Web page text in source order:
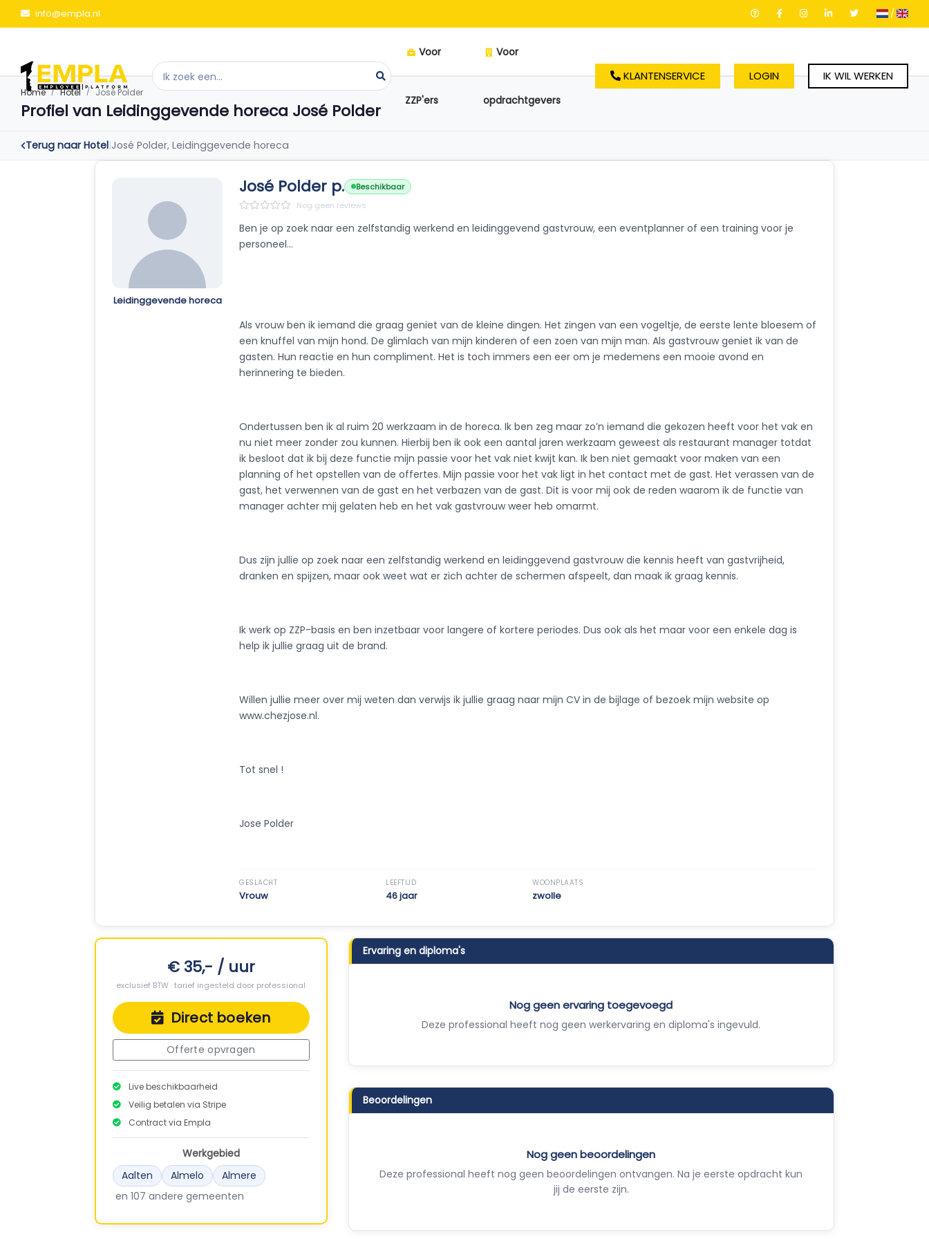
info@empla.nl /
Voor
ZZP'ers
Voor
opdrachtgevers
KLANTENSERVICE LOGIN IK WIL WERKEN
Home Hotel José Polder
Profiel van Leidinggevende horeca José Polder
Terug naar Hotel|José Polder, Leidinggevende horeca
Leidinggevende horeca
José Polder p.
Beschikbaar
Nog geen reviews
Ben je op zoek naar een zelfstandig werkend en leidinggevend gastvrouw, een eventplanner of een training voor je
personeel…
Als vrouw ben ik iemand die graag geniet van de kleine dingen. Het zingen van een vogeltje, de eerste lente bloesem of
een knuffel van mijn hond. De glimlach van mijn kinderen of een zoen van mijn man. Als gastvrouw geniet ik van de
gasten. Hun reactie en hun compliment. Het is toch immers een eer om je medemens een mooie avond en
herinnering te bieden.
Ondertussen ben ik al ruim 20 werkzaam in de horeca. Ik ben zeg maar zo’n iemand die gekozen heeft voor het vak en
nu niet meer zonder zou kunnen. Hierbij ben ik ook een aantal jaren werkzaam geweest als restaurant manager totdat
ik besloot dat ik bij deze functie mijn passie voor het vak niet kwijt kan. Ik ben niet gemaakt voor maken van een
planning of het opstellen van de offertes. Mijn passie voor het vak ligt in het contact met de gast. Het verassen van de
gast, het verwennen van de gast en het verbazen van de gast. Dit is voor mij ook de reden waarom ik de functie van
manager achter mij gelaten heb en het vak gastvrouw weer heb omarmt.
Dus zijn jullie op zoek naar een zelfstandig werkend en leidinggevend gastvrouw die kennis heeft van gastvrijheid,
dranken en spijzen, maar ook weet wat er zich achter de schermen afspeelt, dan maak ik graag kennis.
Ik werk op ZZP-basis en ben inzetbaar voor langere of kortere periodes. Dus ook als het maar voor een enkele dag is
help ik jullie graag uit de brand.
Willen jullie meer over mij weten dan verwijs ik jullie graag naar mijn CV in de bijlage of bezoek mijn website op
www.chezjose.nl.
Tot snel !
Jose Polder
GESLACHT
Vrouw
LEEFTIJD
46 jaar
WOONPLAATS
zwolle
€ 35,- / uur
exclusief BTW · tarief ingesteld door professional
Direct boeken
Offerte opvragen
Live beschikbaarheid
Veilig betalen via Stripe
Contract via Empla
Werkgebied
Aalten
Almelo
Almere
en 107 andere gemeenten
Ervaring en diploma's
Nog geen ervaring toegevoegd
Deze professional heeft nog geen werkervaring en diploma's ingevuld.
Beoordelingen
Nog geen beoordelingen
Deze professional heeft nog geen beoordelingen ontvangen. Na je eerste opdracht kun
jij de eerste zijn.